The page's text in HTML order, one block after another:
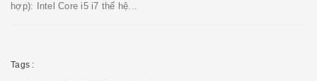
hợp): Intel Core i5 i7 thế hệ...
Tags :